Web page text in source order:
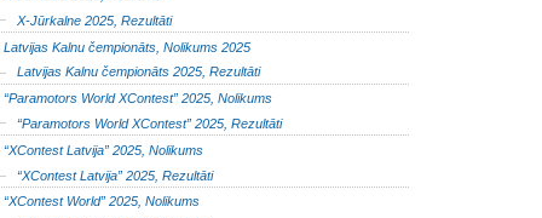
X-Jūrkalne 2025, Rezultāti
Latvijas Kalnu čempionāts, Nolikums 2025
Latvijas Kalnu čempionāts 2025, Rezultāti
“Paramotors World XContest” 2025, Nolikums
“Paramotors World XContest” 2025, Rezultāti
“XContest Latvija” 2025, Nolikums
“XContest Latvija” 2025, Rezultāti
“XContest World” 2025, Nolikums